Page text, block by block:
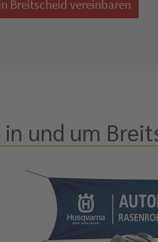
Breitscheid vereinbaren
und um